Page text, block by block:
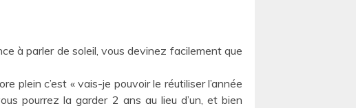
à parler de soleil, vous devinez facilement que
plein c’est « vais-je pouvoir le réutiliser l’année
pourrez la garder 2 ans au lieu d’un, et bien